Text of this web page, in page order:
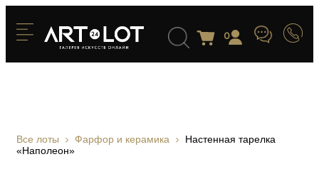
0
Все лоты Фарфор и керамика
Настенная тарелка
«Наполеон»